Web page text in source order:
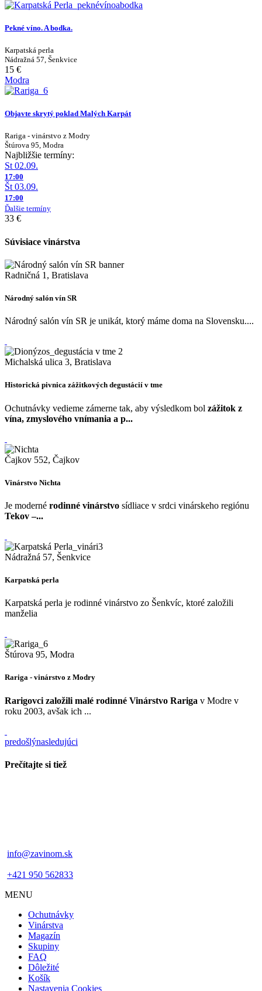
Pekné víno. A bodka.
Karpatská perla
Nádražná 57, Šenkvice
15 €
Modra
Objavte skrytý poklad Malých Karpát
Rariga - vinárstvo z Modry
Štúrova 95, Modra
Najbližšie termíny:
St 02.09.
17:00
Št 03.09.
17:00
Ďalšie termíny
33 €
Súvisiace vinárstva
Radničná 1, Bratislava
Národný salón vín SR
Národný salón vín SR je unikát, ktorý máme doma na Slovensku....
Michalská ulica 3, Bratislava
Historická pivnica zážitkových degustácií v tme
Ochutnávky vedieme zámerne tak, aby výsledkom bol zážitok z
vína, zmyslového vnímania a p...
Čajkov 552, Čajkov
Vinárstvo Nichta
Je moderné rodinné vinárstvo sídliace v srdci vinárskeho regiónu
Tekov –...
Nádražná 57, Šenkvice
Karpatská perla
Karpatská perla je rodinné vinárstvo zo Šenkvíc, ktoré založili
manželia
Štúrova 95, Modra
Rariga - vinárstvo z Modry
Rarigovci založili malé rodinné Vinárstvo Rariga v Modre v
roku 2003, avšak ich ...
predošlýnasledujúci
Prečítajte si tiež
info@zavinom.sk
+421 950 562833
mobile
MENU
Ochutnávky
Vinárstva
Magazín
Skupiny
FAQ
Dôležité
Košík
Nastavenia Cookies